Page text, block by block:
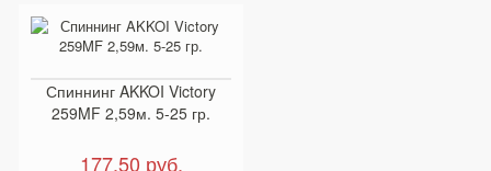
Спиннинг AKKOI Victory
259MF 2,59м. 5-25 гр.
177.50 руб.